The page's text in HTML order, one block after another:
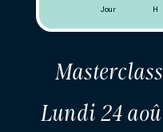
Jour H
Lundi 24